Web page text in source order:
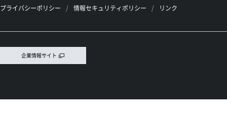
プライバシーポリシー
情報セキュリティポリシー リンク
企業情報サイト